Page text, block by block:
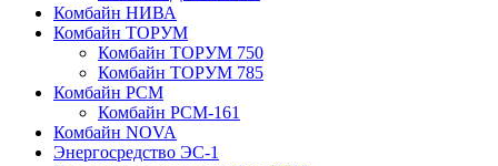
Комбайн НИВА
Комбайн ТОРУМ
Комбайн ТОРУМ 750
Комбайн ТОРУМ 785
Комбайн РСМ
Комбайн РСМ-161
Комбайн NOVA
Энергосредство ЭС-1